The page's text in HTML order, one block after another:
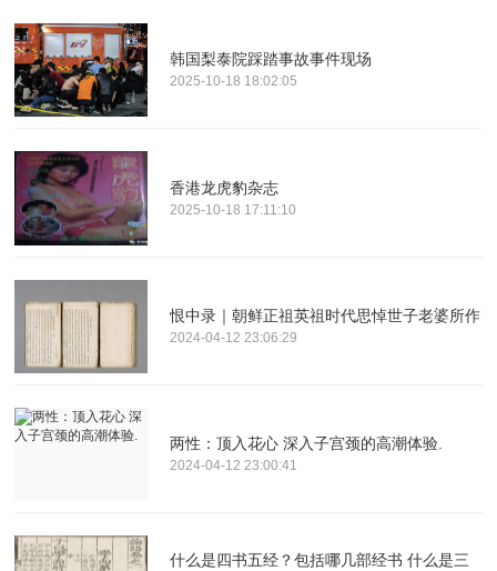
韩国梨泰院踩踏事故事件现场
2025-10-18 18:02:05
香港龙虎豹杂志
2025-10-18 17:11:10
恨中录｜朝鲜正祖英祖时代思悼世子老婆所作
2024-04-12 23:06:29
两性：顶入花心 深入子宫颈的高潮体验.
2024-04-12 23:00:41
什么是四书五经？包括哪几部经书 什么是三